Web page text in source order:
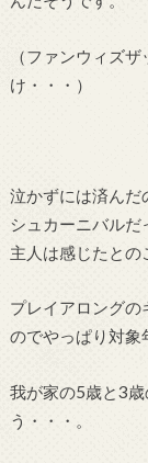
（ファンウィズ
け・・・）
泣かずには済んだ
シュカーニバルだ
主人は感じたとの
プレイアロング
のでやっぱり対象
我が家の5歳と3
う・・・。